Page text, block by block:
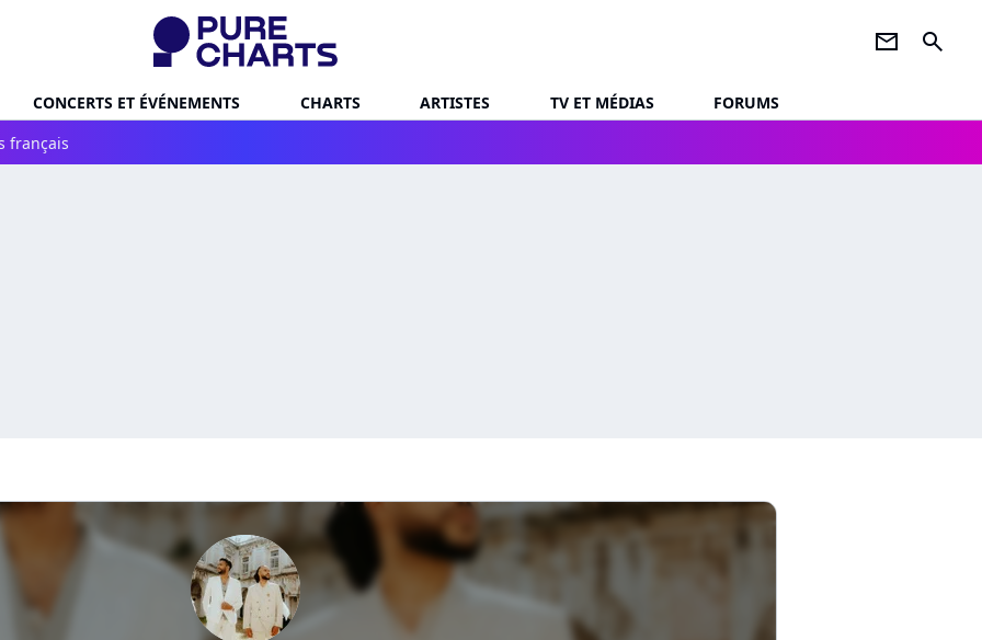
newsletter search
CONCERTS ET ÉVÉNEMENTS CHARTS ARTISTES TV ET MÉDIAS
FORUMS
français